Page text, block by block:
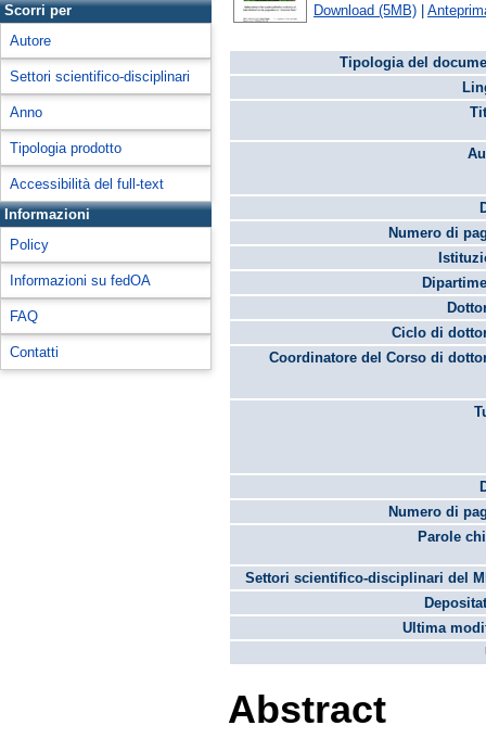
Scorri per
Autore
Settori scientifico-disciplinari
Anno
Tipologia prodotto
Accessibilità del full-text
Informazioni
Policy
Informazioni su fedOA
FAQ
Contatti
Download (5MB) |
Tipologia del
Numero di
Ciclo di
Coordinatore del Corso di
Numero di
Parole
Settori scientifico-disciplinari del
Ultima
Abstract